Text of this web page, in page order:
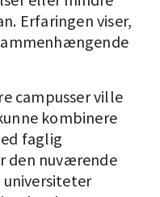
Erfaringen viser,
campusser ville
kombinere
faglig
den nuværende